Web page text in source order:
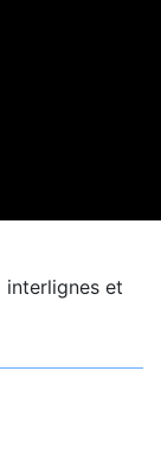
interlignes et